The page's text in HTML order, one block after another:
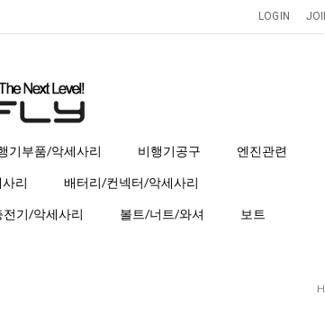
LOGIN
기부품/악세사리 비행기공구 엔진관련
리 배터리/컨넥터/악세사리
전기/악세사리 볼트/너트/와셔 보트